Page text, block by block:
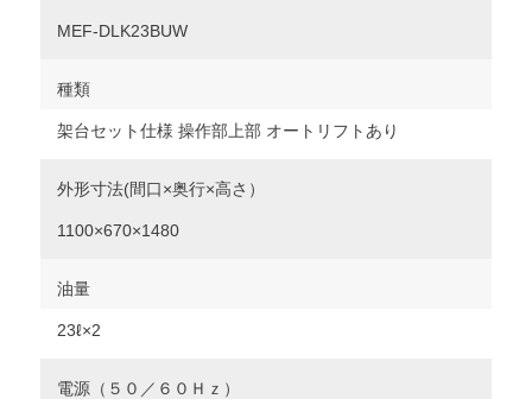
MEF-DLK23BUW
種類
架台セット仕様 操作部上部 オートリフトあり
外形寸法(間口×奥行×高さ）
1100×670×1480
油量
23ℓ×2
電源（５０／６０Ｈｚ）